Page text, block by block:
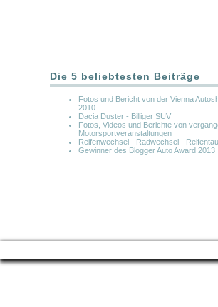
Die 5 beliebtesten Beiträge
Fotos und Bericht von der Vienna
2010
Dacia Duster - Billiger SUV
Fotos, Videos und Berichte von
Motorsportveranstaltungen
Reifenwechsel - Radwechsel -
Gewinner des Blogger Auto Award 2013